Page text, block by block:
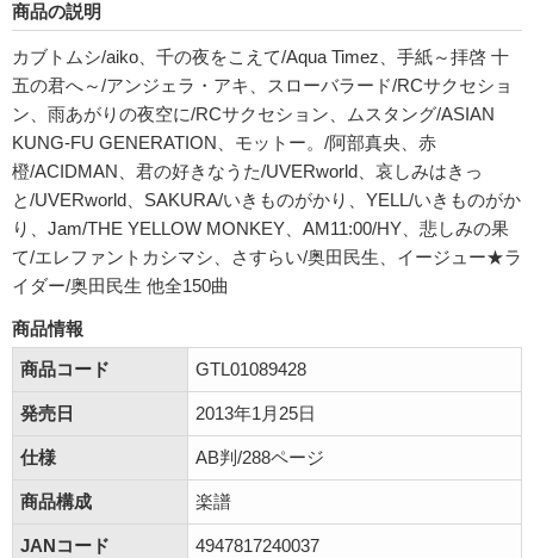
商品の説明
カブトムシ/aiko、千の夜をこえて/Aqua Timez、手紙～拝啓 十
五の君へ～/アンジェラ・アキ、スローバラード/RCサクセショ
ン、雨あがりの夜空に/RCサクセション、ムスタング/ASIAN
KUNG-FU GENERATION、モットー。/阿部真央、赤
橙/ACIDMAN、君の好きなうた/UVERworld、哀しみはきっ
と/UVERworld、SAKURA/いきものがかり、YELL/いきものがか
り、Jam/THE YELLOW MONKEY、AM11:00/HY、悲しみの果
て/エレファントカシマシ、さすらい/奥田民生、イージュー★ラ
イダー/奥田民生 他全150曲
商品情報
商品コード
GTL01089428
発売日 2013年1月25日
仕様 AB判/288ページ
商品構成 楽譜
JANコード 4947817240037